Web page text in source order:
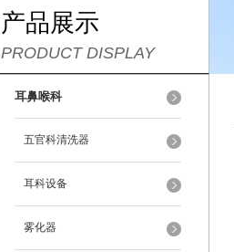
产品展示
PRODUCT DISPLAY
耳鼻喉科
五官科清洗器
耳科设备
雾化器